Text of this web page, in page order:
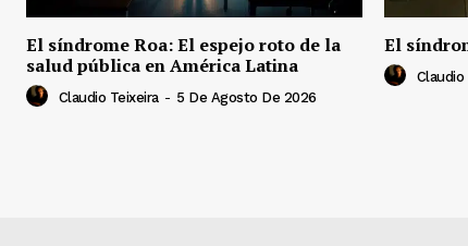
El síndrome Roa: El espejo roto de la
salud pública en América Latina
Claudio Teixeira - 5 De Agosto De 2026
El
Claudio